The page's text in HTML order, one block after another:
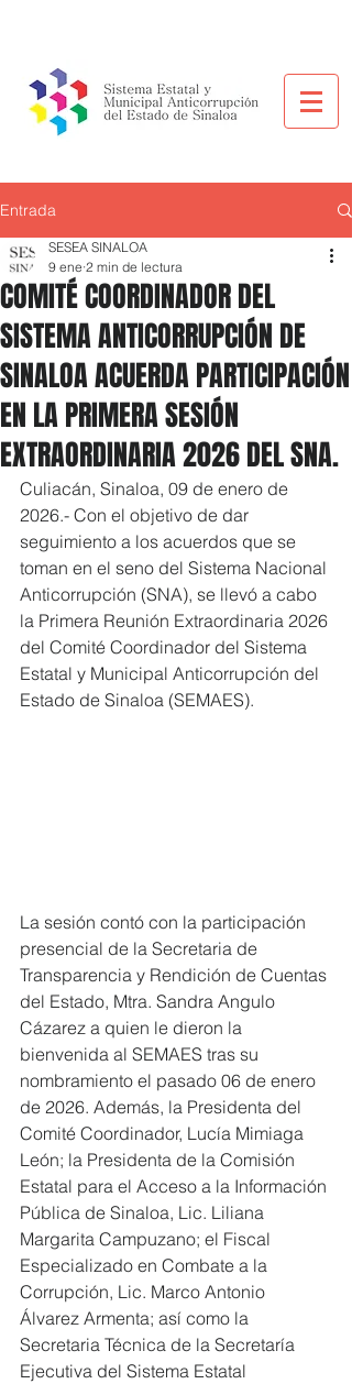
Entrada
COMITÉ COORDINADOR DEL
SISTEMA ANTICORRUPCIÓN DE
SINALOA ACUERDA PARTICIPACIÓN
EN LA PRIMERA SESIÓN
EXTRAORDINARIA 2026 DEL SNA.
SESEA SINALOA
9 ene 2 min de lectura
Culiacán, Sinaloa, 09 de enero de
2026.- Con el objetivo de dar
seguimiento a los acuerdos que se
toman en el seno del Sistema Nacional
Anticorrupción (SNA), se llevó a cabo
la Primera Reunión Extraordinaria 2026
del Comité Coordinador del Sistema
Estatal y Municipal Anticorrupción del
Estado de Sinaloa (SEMAES).
La sesión contó con la participación
presencial de la Secretaria de
Transparencia y Rendición de Cuentas
del Estado, Mtra. Sandra Angulo
Cázarez a quien le dieron la
bienvenida al SEMAES tras su
nombramiento el pasado 06 de enero
de 2026. Además, la Presidenta del
Comité Coordinador, Lucía Mimiaga
León; la Presidenta de la Comisión
Estatal para el Acceso a la Información
Pública de Sinaloa, Lic. Liliana
Margarita Campuzano; el Fiscal
Especializado en Combate a la
Corrupción, Lic. Marco Antonio
Álvarez Armenta; así como la
Secretaria Técnica de la Secretaría
Ejecutiva del Sistema Estatal